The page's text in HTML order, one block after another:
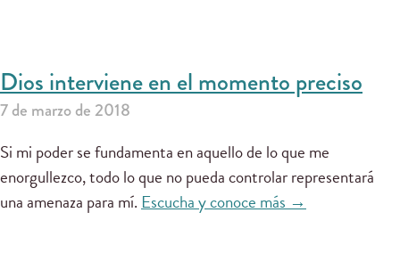
Dios interviene en el momento preciso
7 de marzo de 2018
Si mi poder se fundamenta en aquello de lo que me
enorgullezco, todo lo que no pueda controlar representará
una amenaza para mí.Escucha y conoce más →